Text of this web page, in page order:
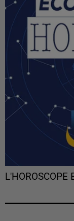
L'HOROSCOPE